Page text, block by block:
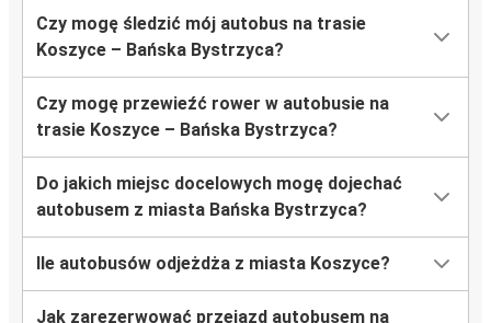
Czy mogę śledzić mój autobus na trasie
Koszyce – Bańska Bystrzycа?
Czy mogę przewieźć rower w autobusie na
trasie Koszyce – Bańska Bystrzycа?
Do jakich miejsc docelowych mogę dojechać
autobusem z miasta Bańska Bystrzycа?
Ile autobusów odjeżdża z miasta Koszyce?
Jak zarezerwować przejazd autobusem na